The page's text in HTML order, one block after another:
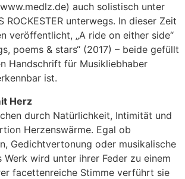
auch solistisch unter
ROCKESTER unterwegs. In dieser Zeit
veröffentlicht, „A ride on either side“
poems & stars“ (2017) – beide gefüllt
Handschrift für Musikliebhaber
ist.
Herz
durch Natürlichkeit, Intimität und
Herzenswärme. Egal ob
Gedichtvertonung oder musikalische
Werk wird unter ihrer Feder zu einem
facettenreiche Stimme verführt sie